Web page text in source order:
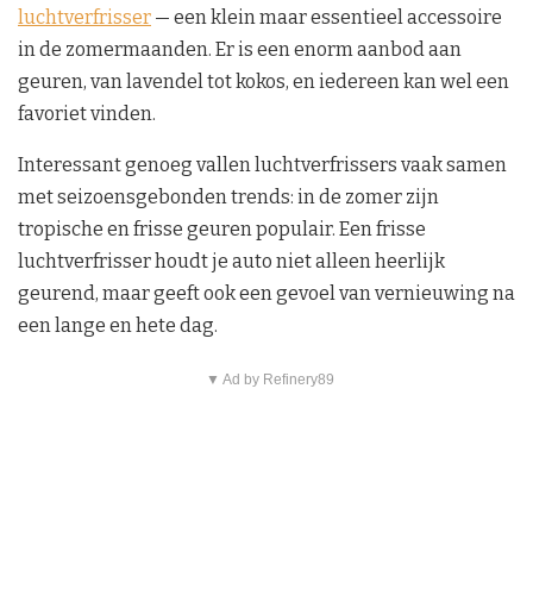
luchtverfrisser — een klein maar essentieel accessoire
in de zomermaanden. Er is een enorm aanbod aan
geuren, van lavendel tot kokos, en iedereen kan wel een
favoriet vinden.
Interessant genoeg vallen luchtverfrissers vaak samen
met seizoensgebonden trends: in de zomer zijn
tropische en frisse geuren populair. Een frisse
luchtverfrisser houdt je auto niet alleen heerlijk
geurend, maar geeft ook een gevoel van vernieuwing na
een lange en hete dag.
▼ Ad by Refinery89